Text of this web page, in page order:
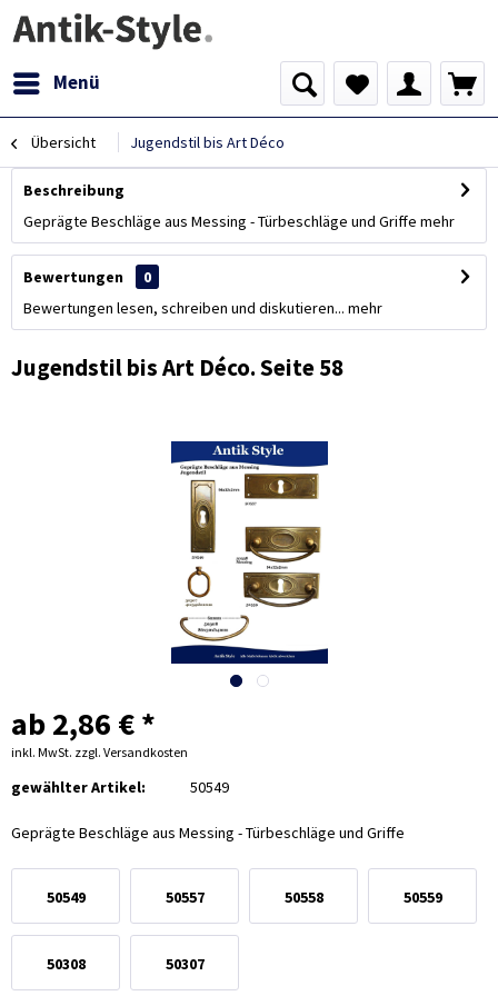
Menü
Übersicht Jugendstil bis Art Déco
Beschreibung
Geprägte Beschläge aus Messing - Türbeschläge und Griffe mehr
Bewertungen
0
Bewertungen lesen, schreiben und diskutieren... mehr
Jugendstil bis Art Déco. Seite 58
ab 2,86 € *
inkl. MwSt. zzgl. Versandkosten
gewählter Artikel: 50549
Geprägte Beschläge aus Messing - Türbeschläge und Griffe
50549 50557 50558 50559
50308 50307